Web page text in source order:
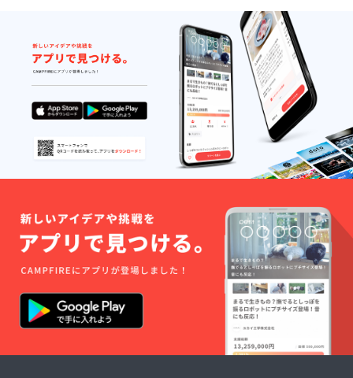
後にご
相談さ
せてい
ただき
ます。
もしか
したら
スチー
ルパン
ドラム
の演奏
が聞け
るか
も？？
容によ
り場所
や時間
が異な
ります
ので、
改めて
ご連絡
させて
す。ま